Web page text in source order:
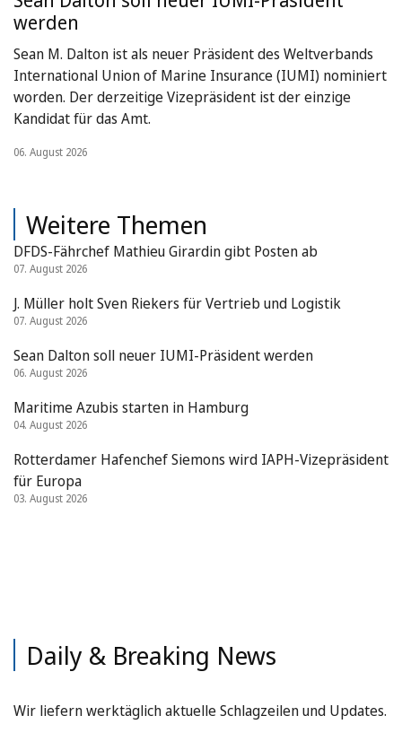
werden
Sean M. Dalton ist als neuer Präsident des Weltverbands
International Union of Marine Insurance (IUMI) nominiert
worden. Der derzeitige Vizepräsident ist der einzige
Kandidat für das Amt.
06. August 2026
Weitere Themen
DFDS-Fährchef Mathieu Girardin gibt Posten ab
07. August 2026
J. Müller holt Sven Riekers für Vertrieb und Logistik
07. August 2026
Sean Dalton soll neuer IUMI-Präsident werden
06. August 2026
Maritime Azubis starten in Hamburg
04. August 2026
Rotterdamer Hafenchef Siemons wird IAPH-Vizepräsident
für Europa
03. August 2026
Daily & Breaking News
Wir liefern werktäglich aktuelle Schlagzeilen und Updates.